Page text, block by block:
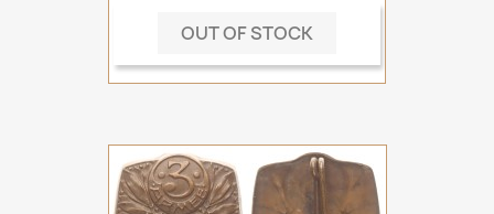
OUT OF STOCK